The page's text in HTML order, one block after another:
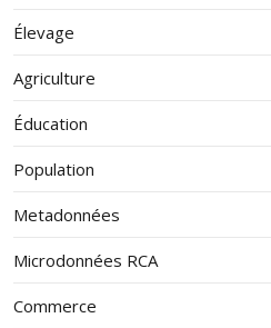
Élevage
Agriculture
Éducation
Population
Metadonnées
Microdonnées RCA
Commerce